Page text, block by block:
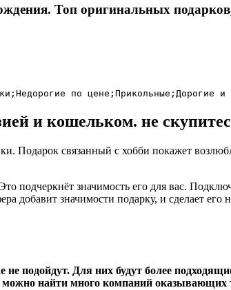
Топ оригинальных
Недорогие по цене; Прикольные; Дорогие и
и кошельком. не
Подарок связанный с хобби покажет
подчеркнёт значимость его для вас.
добавит значимости подарку, и сделает
не подойдут. Для них будут более
можно найти много компаний оказывающих